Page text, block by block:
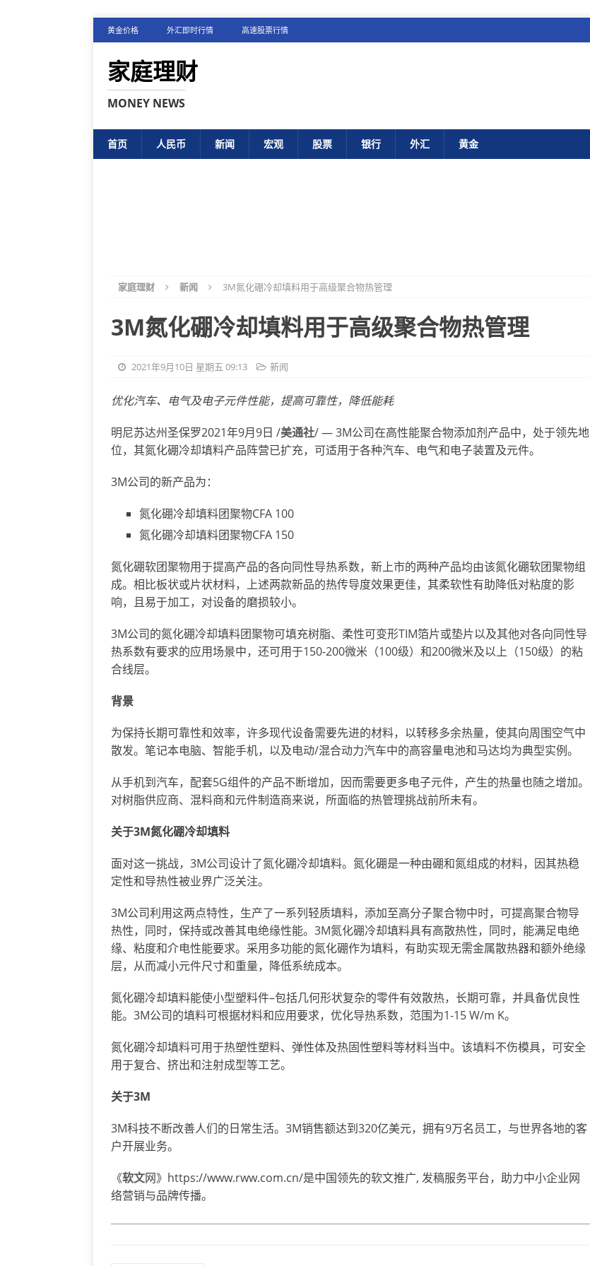
黄金价格 外汇即时行情 高速股票行情
家庭理财
MONEY NEWS
首页 人民币 新闻 宏观 股票 银行 外汇 黄金
家庭理财 新闻 3M氮化硼冷却填料用于高级聚合物热管理
3M氮化硼冷却填料用于高级聚合物热管理
2021年9月10日 星期五 09:13 新闻
优化汽车、电气及电子元件性能，提高可靠性，降低能耗
明尼苏达州圣保罗2021年9月9日 /美通社/ — 3M公司在高性能聚合物添加剂产品中，处于领先地
位，其氮化硼冷却填料产品阵营已扩充，可适用于各种汽车、电气和电子装置及元件。
3M公司的新产品为：
氮化硼冷却填料团聚物CFA 100
氮化硼冷却填料团聚物CFA 150
氮化硼软团聚物用于提高产品的各向同性导热系数，新上市的两种产品均由该氮化硼软团聚物组
成。相比板状或片状材料，上述两款新品的热传导度效果更佳，其柔软性有助降低对粘度的影
响，且易于加工，对设备的磨损较小。
3M公司的氮化硼冷却填料团聚物可填充树脂、柔性可变形TIM箔片或垫片以及其他对各向同性导
热系数有要求的应用场景中，还可用于150-200微米（100级）和200微米及以上（150级）的粘
合线层。
背景
为保持长期可靠性和效率，许多现代设备需要先进的材料，以转移多余热量，使其向周围空气中
散发。笔记本电脑、智能手机，以及电动/混合动力汽车中的高容量电池和马达均为典型实例。
从手机到汽车，配套5G组件的产品不断增加，因而需要更多电子元件，产生的热量也随之增加。
对树脂供应商、混料商和元件制造商来说，所面临的热管理挑战前所未有。
关于3M氮化硼冷却填料
面对这一挑战，3M公司设计了氮化硼冷却填料。氮化硼是一种由硼和氮组成的材料，因其热稳
定性和导热性被业界广泛关注。
3M公司利用这两点特性，生产了一系列轻质填料，添加至高分子聚合物中时，可提高聚合物导
热性，同时，保持或改善其电绝缘性能。3M氮化硼冷却填料具有高散热性，同时，能满足电绝
缘、粘度和介电性能要求。采用多功能的氮化硼作为填料，有助实现无需金属散热器和额外绝缘
层，从而减小元件尺寸和重量，降低系统成本。
氮化硼冷却填料能使小型塑料件–包括几何形状复杂的零件有效散热，长期可靠，并具备优良性
能。3M公司的填料可根据材料和应用要求，优化导热系数，范围为1-15 W/m K。
氮化硼冷却填料可用于热塑性塑料、弹性体及热固性塑料等材料当中。该填料不伤模具，可安全
用于复合、挤出和注射成型等工艺。
关于3M
3M科技不断改善人们的日常生活。3M销售额达到320亿美元，拥有9万名员工，与世界各地的客
户开展业务。
《软文网》https://www.rww.com.cn/是中国领先的软文推广, 发稿服务平台，助力中小企业网
络营销与品牌传播。